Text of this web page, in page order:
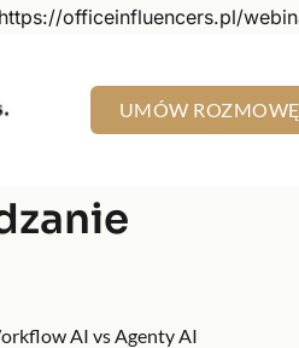
officeinfluencers.pl/
UMÓW
AI vs Agenty AI